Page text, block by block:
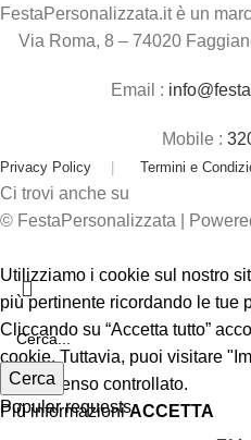
FestaPersonalizzata.it è un
Via Roma, 8 – 74020
Email :
Mobile :
Privacy Policy | Termini e
Ci trovi anche su
© FestaPersonalizzata |
Cerca
Popular requests
Utilizziamo i cookie sul nostro
più pertinente ricordando le tue
Cliccando su “Accetta tutto”
cookie. Tuttavia, puoi visitare
un consenso controllato.
Più informazioniACCETTA